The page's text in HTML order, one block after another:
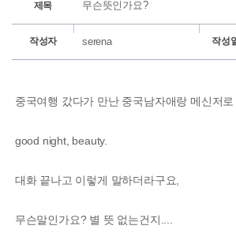
제목 무슨뜻인가요?
작성자 serena 작성
중국여행 갔다가 만난 중국남자애랑 메신저로
good night, beauty.
대화 끝나고 이렇게 말하더라구요,
무슨말인가요? 별 뜻 없는건지....